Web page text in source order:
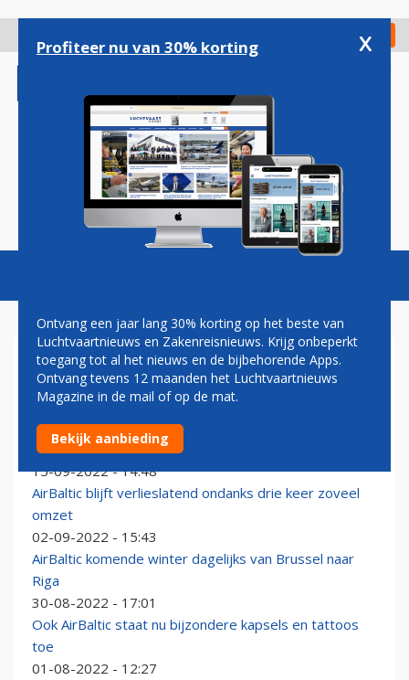
gaan
Check in
Magazine Podcasts Vacatures
AIRBALTIC
AirBaltic breidt uit op Schiphol: in de winter dagelijks
naar Tampere
15-09-2022 - 14:48
AirBaltic blijft verlieslatend ondanks drie keer zoveel
omzet
02-09-2022 - 15:43
AirBaltic komende winter dagelijks van Brussel naar
Riga
30-08-2022 - 17:01
Ook AirBaltic staat nu bijzondere kapsels en tattoos
toe
01-08-2022 - 12:27
Profiteer nu van 30% korting x
Ontvang een jaar lang 30% korting op het beste van
Luchtvaartnieuws en Zakenreisnieuws. Krijg onbeperkt
toegang tot al het nieuws en de bijbehorende Apps.
Ontvang tevens 12 maanden het Luchtvaartnieuws
Magazine in de mail of op de mat.
Bekijk aanbieding